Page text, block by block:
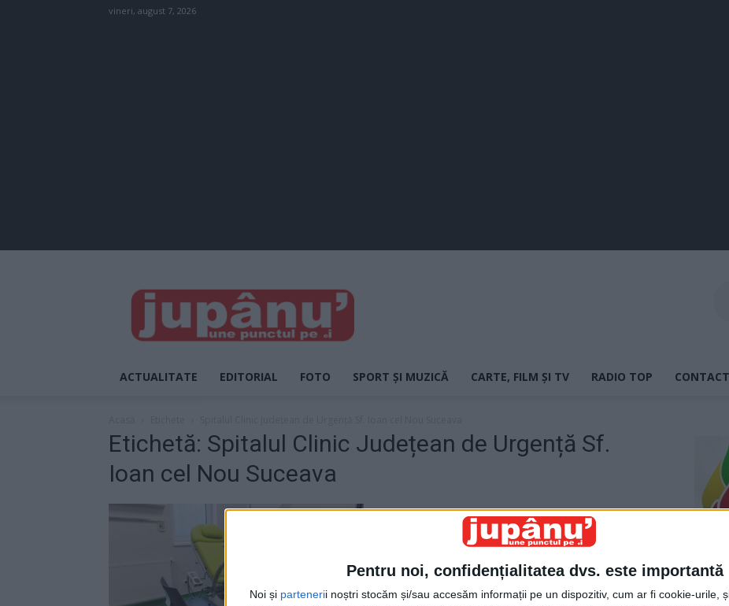
Pentru noi, confidențialitatea dvs. este importantă
Noi și partenerii noștri stocăm și/sau accesăm informații pe un dispozitiv, cum ar fi cookie-urile,
vineri, august 7, 2026
JUPÂNU'
ACTUALITATE EDITORIAL FOTO SPORT ȘI MUZICĂ CARTE, FILM ȘI TV RADIO TOP CONTACT
Etichetă: Spitalul Clinic Județean de Urgență Sf.
Ioan cel Nou Suceava